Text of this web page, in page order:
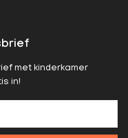
met kinderkamer
in!